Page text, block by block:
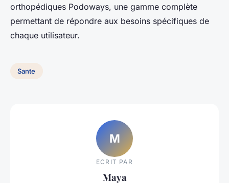
orthopédiques Podoways, une gamme complète
permettant de répondre aux besoins spécifiques de
chaque utilisateur.
Sante
M
ECRIT PAR
Maya